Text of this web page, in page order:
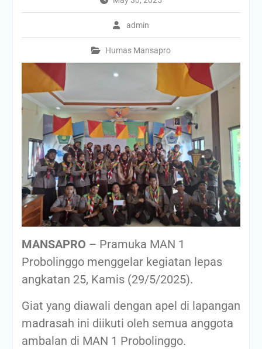
admin
Humas Mansapro
MANSAPRO – Pramuka MAN 1
Probolinggo menggelar kegiatan lepas
angkatan 25, Kamis (29/5/2025).
Giat yang diawali dengan apel di lapangan
madrasah ini diikuti oleh semua anggota
ambalan di MAN 1 Probolinggo.